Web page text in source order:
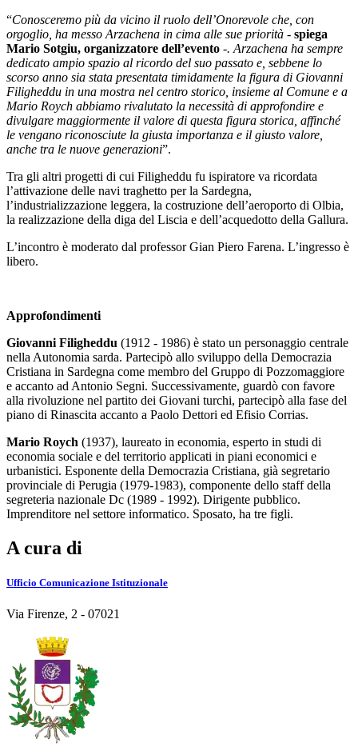
“Conosceremo più da vicino il ruolo dell’Onorevole che, con
orgoglio, ha messo Arzachena in cima alle sue priorità - spiega
Mario Sotgiu, organizzatore dell’evento -. Arzachena ha sempre
dedicato ampio spazio al ricordo del suo passato e, sebbene lo
scorso anno sia stata presentata timidamente la figura di Giovanni
Filigheddu in una mostra nel centro storico, insieme al Comune e a
Mario Roych abbiamo rivalutato la necessità di approfondire e
divulgare maggiormente il valore di questa figura storica, affinché
le vengano riconosciute la giusta importanza e il giusto valore,
anche tra le nuove generazioni”.
Tra gli altri progetti di cui Filigheddu fu ispiratore va ricordata
l’attivazione delle navi traghetto per la Sardegna,
l’industrializzazione leggera, la costruzione dell’aeroporto di Olbia,
la realizzazione della diga del Liscia e dell’acquedotto della Gallura.
L’incontro è moderato dal professor Gian Piero Farena. L’ingresso è
libero.
Approfondimenti
Giovanni Filigheddu (1912 - 1986) è stato un personaggio centrale
nella Autonomia sarda. Partecipò allo sviluppo della Democrazia
Cristiana in Sardegna come membro del Gruppo di Pozzomaggiore
e accanto ad Antonio Segni. Successivamente, guardò con favore
alla rivoluzione nel partito dei Giovani turchi, partecipò alla fase del
piano di Rinascita accanto a Paolo Dettori ed Efisio Corrias.
Mario Roych (1937), laureato in economia, esperto in studi di
economia sociale e del territorio applicati in piani economici e
urbanistici. Esponente della Democrazia Cristiana, già segretario
provinciale di Perugia (1979-1983), componente dello staff della
segreteria nazionale Dc (1989 - 1992). Dirigente pubblico.
Imprenditore nel settore informatico. Sposato, ha tre figli.
A cura di
Ufficio Comunicazione Istituzionale
Via Firenze, 2 - 07021